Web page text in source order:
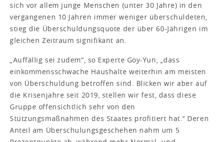
sich vor allem junge Menschen (unter 30 Jahre) in den
vergangenen 10 Jahren immer weniger überschuldeten,
stieg die Überschuldungsquote der über 60-Jährigen im
gleichen Zeitraum signifikant an.
„Auffällig sei zudem“, so Experte Goy-Yun, „dass
einkommensschwache Haushalte weiterhin am meisten
von Überschuldung betroffen sind. Blicken wir aber auf
die Krisenjahre seit 2019, stellen wir fest, dass diese
Gruppe offensichtlich sehr von den
Stützungsmaßnahmen des Staates profitiert hat.“ Deren
Anteil am Überschulungsgeschehen nahm um 5